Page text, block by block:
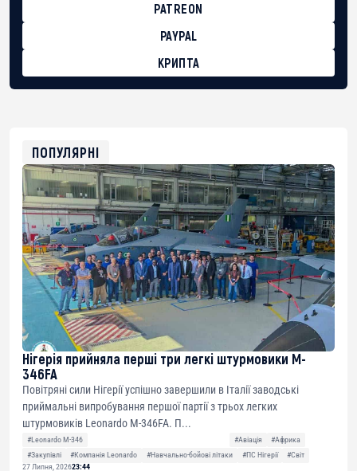
PATREON
PAYPAL
КРИПТА
0xfD02863D3289416fcF50975c9DFda13623f97758
ПОПУЛЯРНІ
Нігерія прийняла перші три легкі штурмовики M-
346FA
Повітряні сили Нігерії успішно завершили в Італії заводські
приймальні випробування першої партії з трьох легких
штурмовиків Leonardo M-346FA. П...
#Leonardo M-346 #Авіація
#Африка
#Закупівлі
#Компанія Leonardo #Навчально-бойові літаки #ПС Нігерії
#Світ
27 Липня, 202623:44